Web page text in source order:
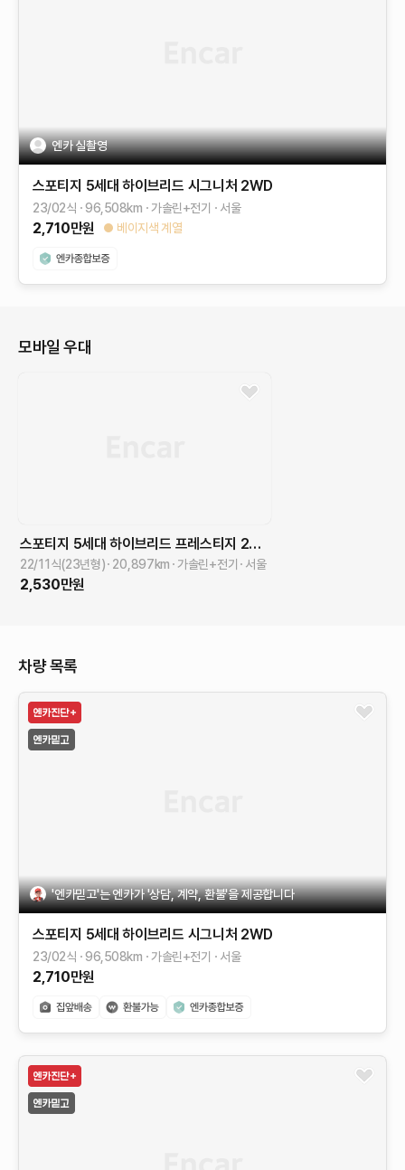
엔카 실촬영
스포티지 5세대 하이브리드 시그니처 2WD
23/02식 96,508km 가솔린+전기 서울
2,710만원 베이지색 계열
모바일 우대
스포티지 5세대 하이브리드 프레스티지 2WD
22/11식(23년형) 20,897km 가솔린+전기 서울
2,530만원
차량 목록
'엔카믿고'는 엔카가 '상담, 계약, 환불'을 제공합니다
스포티지 5세대 하이브리드 시그니처 2WD
23/02식 96,508km 가솔린+전기 서울
2,710만원